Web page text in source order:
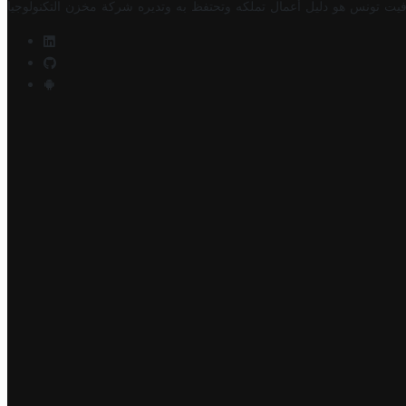
تونس هو دليل أعمال تملكه وتحتفظ به وتديره شركة مخزن التكنولوجيا